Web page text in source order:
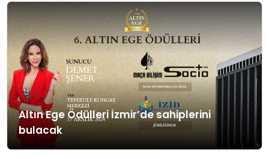
Dergisi Vizyon Ödülleri Gecesi, 24
Aralık’ta Atlantis Grup Ana
Sponsorluğunda düzenlenecek törenle
yılın en prestijli ödüllerine ev sahipliği
yapacak. Bu özel gecede, sektörlerinde
fark yaratan, yenilikçi ve sürdürülebilir
projelerle adından söz ettiren...
Altın Ege Ödülleri İzmir’de sahiplerini
bulacak